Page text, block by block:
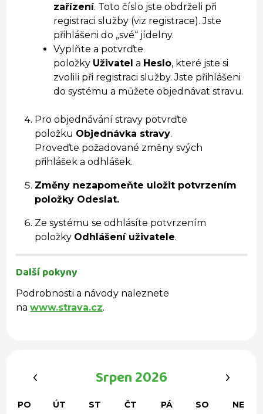
zařízení. Toto číslo jste obdrželi při
registraci služby (viz registrace). Jste
přihlášeni do „své“ jídelny.
Vyplňte a potvrďte
položky Uživatel a Heslo, které jste si
zvolili při registraci služby. Jste přihlášeni
do systému a můžete objednávat stravu.
Pro objednávání stravy potvrďte
položku Objednávka stravy.
Proveďte požadované změny svých
přihlášek a odhlášek.
Změny nezapomeňte uložit potvrzením
položky Odeslat.
Ze systému se odhlásíte potvrzením
položky Odhlášení uživatele.
Další pokyny
Podrobnosti a návody naleznete
nawww.strava.cz.
Srpen 2026
PO ÚT ST ČT PÁ SO
NE